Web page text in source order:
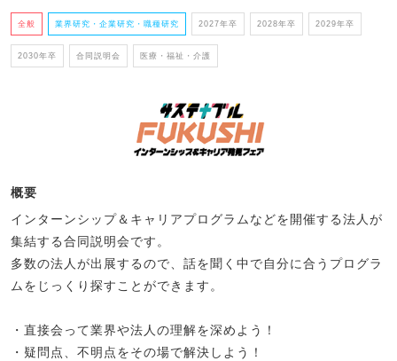
全般 業界研究・企業研究・職種研究 2027年卒 2028年卒 2029年卒
2030年卒 合同説明会 医療・福祉・介護
概要
インターンシップ＆キャリアプログラムなどを開催する法人が
集結する合同説明会です。
多数の法人が出展するので、話を聞く中で自分に合うプログラ
ムをじっくり探すことができます。
・直接会って業界や法人の理解を深めよう！
・疑問点、不明点をその場で解決しよう！